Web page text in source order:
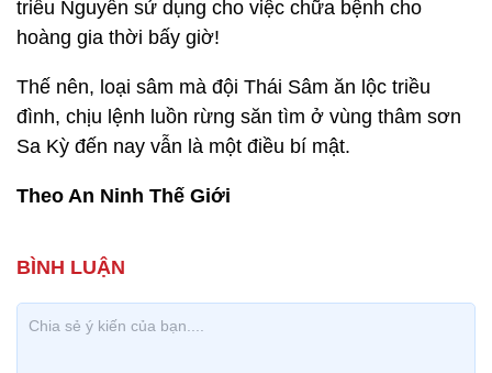
triều Nguyễn sử dụng cho việc chữa bệnh cho
hoàng gia thời bấy giờ!
Thế nên, loại sâm mà đội Thái Sâm ăn lộc triều
đình, chịu lệnh luồn rừng săn tìm ở vùng thâm sơn
Sa Kỳ đến nay vẫn là một điều bí mật.
Theo An Ninh Thế Giới